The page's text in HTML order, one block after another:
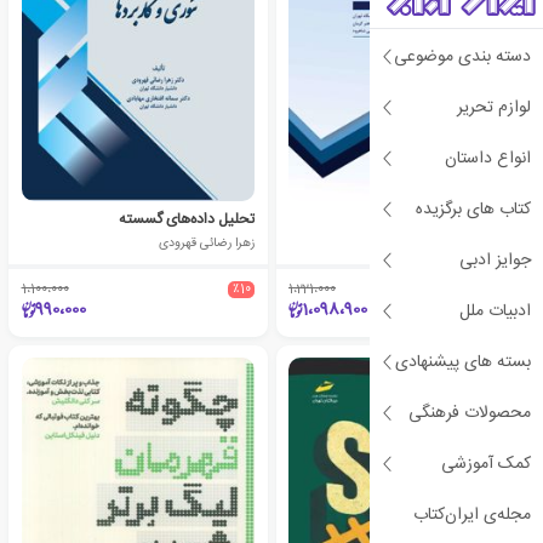
دسته بندی موضوعی
لوازم تحریر
انواع داستان
کتاب های برگزیده
جوایز ادبی
ادبیات ملل
بسته های پیشنهادی
محصولات فرهنگی
کمک آموزشی
مجله‌ی ایران‌کتاب
آمار توصیفی
1،221،000
1،098،900
تحلیل داده‌های گسسته
زهرا رضائی قهرودی
٪10 1،100،000
990،000